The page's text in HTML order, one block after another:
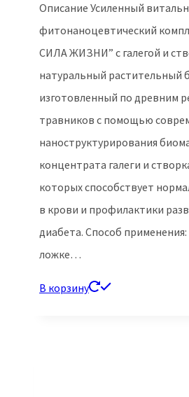
980.00 ₽.
Описание Усиленный
фитонаноцевтический
СИЛА ЖИЗНИ” с галегой и
натуральный растительный
изготовленный по древним
травников с помощью
наноструктурирования
концентрата галеги и
которых способствует
в крови и профилактики
диабета. Способ
ложке…
В корзину